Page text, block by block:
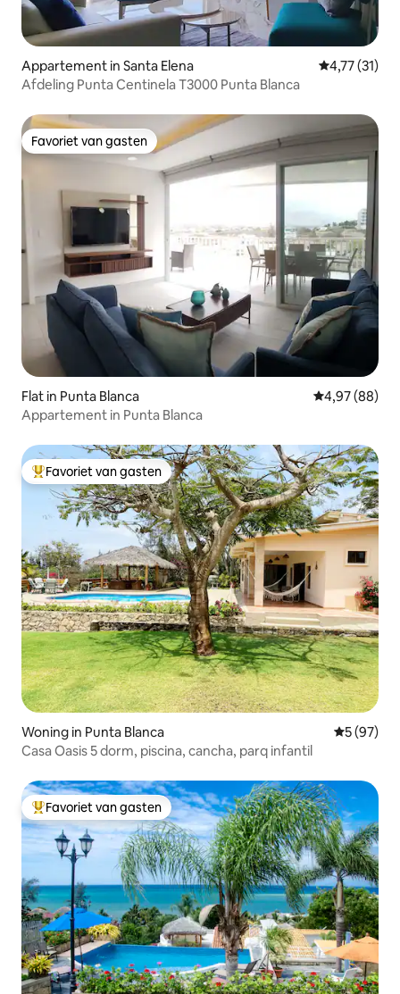
Appartement in Santa Elena Gemiddelde
4,77 (31)
Afdeling Punta Centinela T3000 Punta Blanca
Favoriet van gasten
Favoriet van gasten
Flat in Punta Blanca Gemiddelde
4,97 (88)
Appartement in Punta Blanca
Topfavoriet van gasten
Favoriet van gasten
Woning in Punta Blanca
5 (97)
Casa Oasis 5 dorm, piscina, cancha, parq infantil
Topfavoriet van gasten
Favoriet van gasten